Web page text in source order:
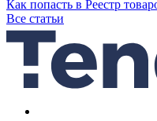
Как попасть в Реестр
Все статьи